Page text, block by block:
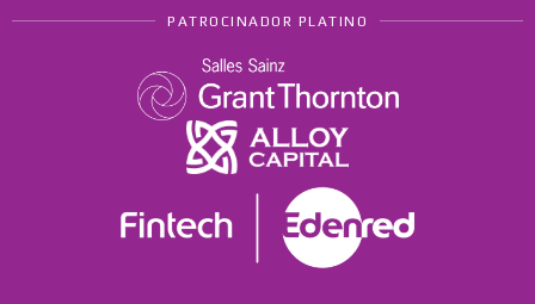
PATROCINADOR PLATINO